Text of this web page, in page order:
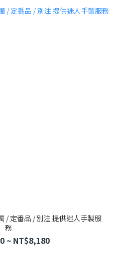
/ 定番品 / 別注 提供迷人手製服
務
~ NT$8,180